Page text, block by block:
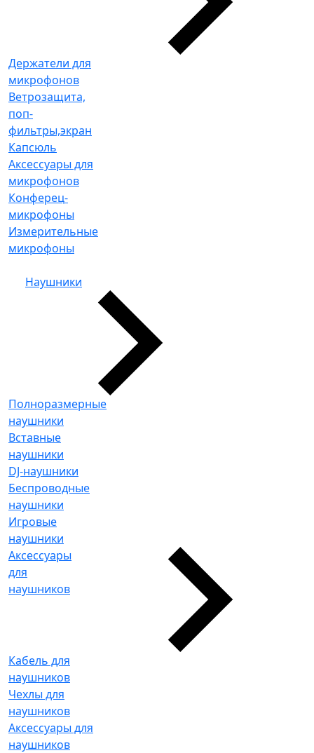
Держатели для
микрофонов
Ветрозащита,
поп-
фильтры,экран
Капсюль
Аксессуары для
микрофонов
Конферец-
микрофоны
Измерительные
микрофоны
Наушники
Полноразмерные
наушники
Вставные
наушники
DJ-наушники
Беспроводные
наушники
Игровые
наушники
Аксессуары
для
наушников
Кабель для
наушников
Чехлы для
наушников
Аксессуары для
наушников